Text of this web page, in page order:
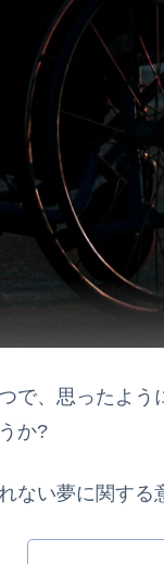
で、思ったよ
か?
ない夢に関する